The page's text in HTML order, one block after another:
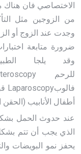
الاختصاصي فان هناك
من الزوجين مثل
وجدت عند الزوج أو
ضرورة متابعة
وقد يلجا
للرحم
فالوبLaparoscopy
أطفال الأنابيب
عند حدوث الحمل
الذي يجب أن تتم
يحفز نمو البويضات